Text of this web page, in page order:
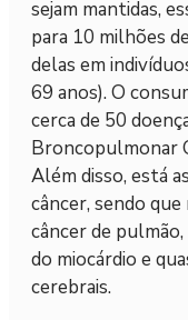
sejam mantidas,
para 10 milhões
delas em
69 anos). O
cerca de 50
Broncopulmonar
Além disso, está
câncer, sendo
câncer de
do miocárdio e
cerebrais.